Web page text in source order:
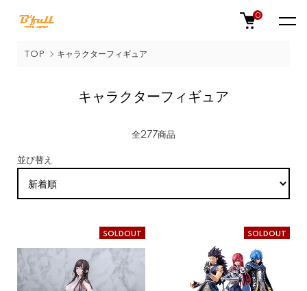
0
TOP キャラクターフィギュア
キャラクターフィギュア
全277商品
並び替え
SOLDOUT SOLDOUT